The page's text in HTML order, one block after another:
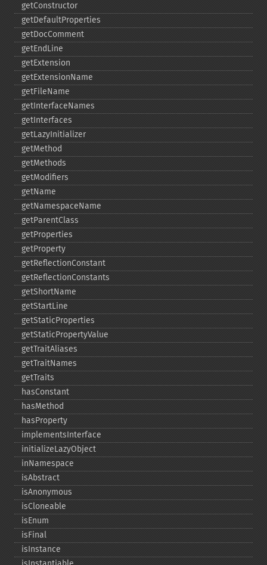
getConstructor
getDefaultProperties
getDocComment
getEndLine
getExtension
getExtensionName
getFileName
getInterfaceNames
getInterfaces
getLazyInitializer
getMethod
getMethods
getModifiers
getName
getNamespaceName
getParentClass
getProperties
getProperty
getReflectionConstant
getReflectionConstants
getShortName
getStartLine
getStaticProperties
getStaticPropertyValue
getTraitAliases
getTraitNames
getTraits
hasConstant
hasMethod
hasProperty
implementsInterface
initializeLazyObject
inNamespace
isAbstract
isAnonymous
isCloneable
isEnum
isFinal
isInstance